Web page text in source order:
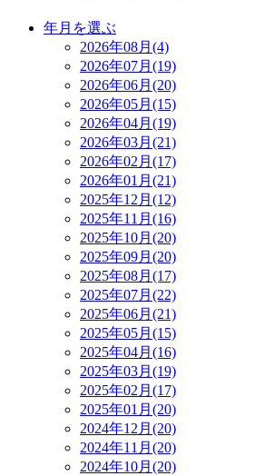
年月を選ぶ
2026年08月(4)
2026年07月(19)
2026年06月(20)
2026年05月(15)
2026年04月(19)
2026年03月(21)
2026年02月(17)
2026年01月(21)
2025年12月(12)
2025年11月(16)
2025年10月(20)
2025年09月(20)
2025年08月(17)
2025年07月(22)
2025年06月(21)
2025年05月(15)
2025年04月(16)
2025年03月(19)
2025年02月(17)
2025年01月(20)
2024年12月(20)
2024年11月(20)
2024年10月(20)